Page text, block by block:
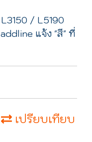
L3150 / L5190
แจ้ง "สี" ที่
เปรียบเทียบ